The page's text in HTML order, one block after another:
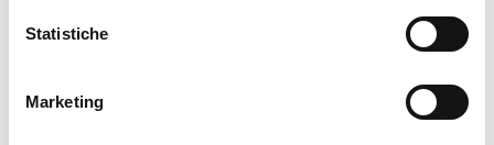
Statistiche
Marketing
SEVESO (MB) - Il minore in Anagrafe e
Pomeriggio di Studio